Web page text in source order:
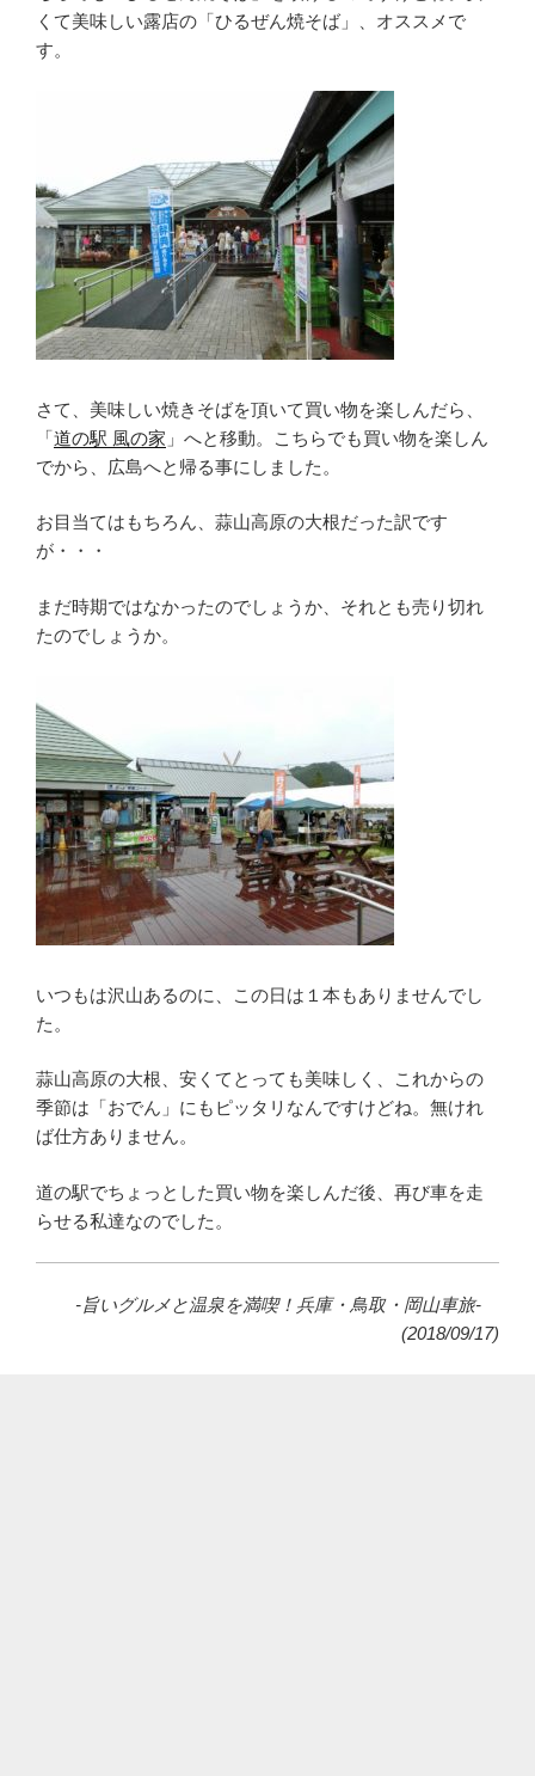
くて美味しい露店の「ひるぜん焼そば」、オススメで
す。
さて、美味しい焼きそばを頂いて買い物を楽しんだら、
「道の駅 風の家 」へと移動。こちらでも買い物を楽しん
でから、広島へと帰る事にしました。
お目当てはもちろん、蒜山高原の大根だった訳です
が・・・
まだ時期ではなかったのでしょうか、それとも売り切れ
たのでしょうか。
いつもは沢山あるのに、この日は１本もありませんでし
た。
蒜山高原の大根、安くてとっても美味しく、これからの
季節は「おでん」にもピッタリなんですけどね。無けれ
ば仕方ありません。
道の駅でちょっとした買い物を楽しんだ後、再び車を走
らせる私達なのでした。
-旨いグルメと温泉を満喫！兵庫・鳥取・岡山車旅-
(2018/09/17)